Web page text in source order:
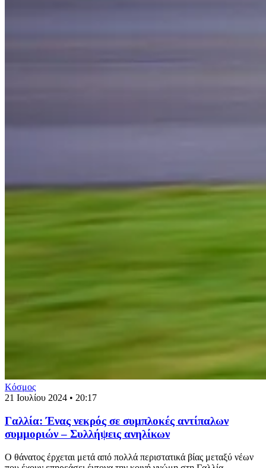
Κόσμος
21 Ιουλίου 2024 • 20:17
Γαλλία: Ένας νεκρός σε συμπλοκές αντίπαλων
συμμοριών – Συλλήψεις ανηλίκων
Ο θάνατος έρχεται μετά από πολλά περιστατικά βίας μεταξύ νέων